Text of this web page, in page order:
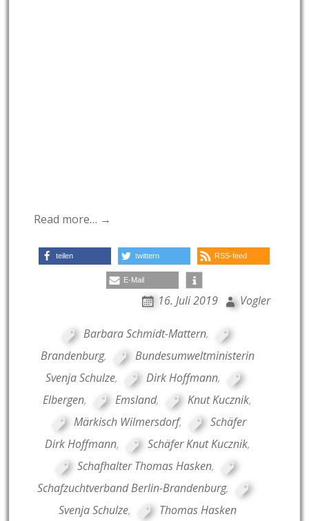
Read more… →
teilen twittern RSS-feed
E-Mail
16. Juli 2019 Vogler
Barbara Schmidt-Mattern,
Brandenburg,
Bundesumweltministerin
Svenja Schulze, Dirk Hoffmann,
Elbergen, Emsland, Knut Kucznik,
Märkisch Wilmersdorf,
Schäfer
Dirk Hoffmann, Schäfer Knut Kucznik,
Schafhalter Thomas Hasken,
Schafzuchtverband Berlin-Brandenburg,
Svenja Schulze, Thomas Hasken